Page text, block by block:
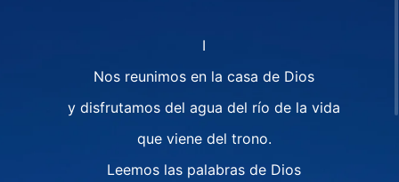
I
Nos reunimos en la casa de Dios
y disfrutamos del agua del río de la vida
que viene del trono.
Leemos las palabras de Dios